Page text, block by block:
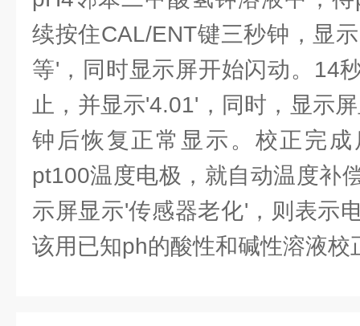
续按住CAL/ENT键三秒钟，显
等'，同时显示屏开始闪动。14
止，并显示'4.01'，同时，显示
钟后恢复正常显示。校正完
pt100温度电极，就自动温度补
示屏显示'传感器老化'，则表示
该用已知ph的酸性和碱性溶液